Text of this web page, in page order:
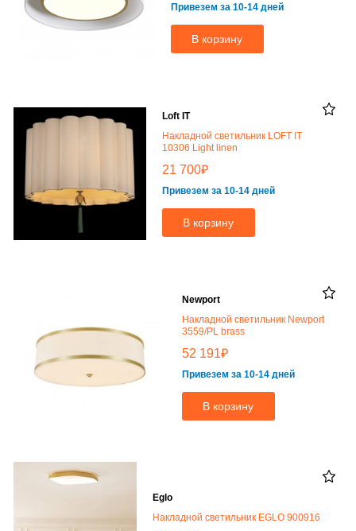
Привезем за 10-14 дней
В корзину
Loft IT
Накладной светильник LOFT IT
10306 Light linen
21 700₽
Привезем за 10-14 дней
В корзину
Newport
Накладной светильник Newport
3559/PL brass
52 191₽
Привезем за 10-14 дней
В корзину
Eglo
Накладной светильник EGLO 900916